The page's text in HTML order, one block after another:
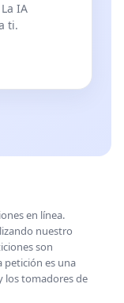
IA
ti.
en línea.
nuestro
son
petición es una
los tomadores de